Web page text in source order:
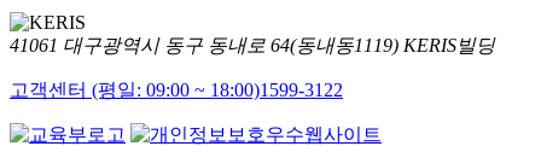
41061 대구광역시 동구 동내로 64(동내동1119) KERIS빌딩
고객센터 (평일: 09:00 ~ 18:00)1599-3122